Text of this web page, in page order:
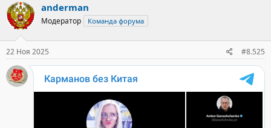
ц
и
:
anderman
Модератор Команда форума
22 Ноя 2025 #8.525